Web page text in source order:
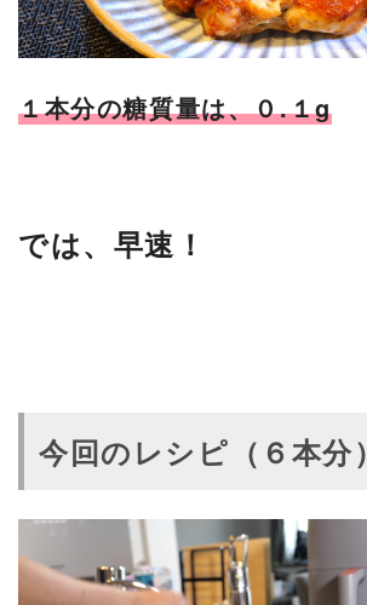
１本分の糖質量は、０.１g
では、早速！
今回のレシピ（６本分）